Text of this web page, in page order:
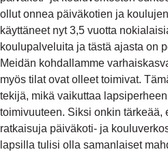
ollut onnea päiväkotien ja
käyttäneet nyt 3,5 vuotta
koulupalveluita ja tästä ajasta on
Meidän kohdallamme
myös tilat ovat olleet toimivat.
tekijä, mikä vaikuttaa
toimivuuteen. Siksi onkin tärkeää,
ratkaisuja päiväkoti- ja
lapsilla tulisi olla samanlaiset